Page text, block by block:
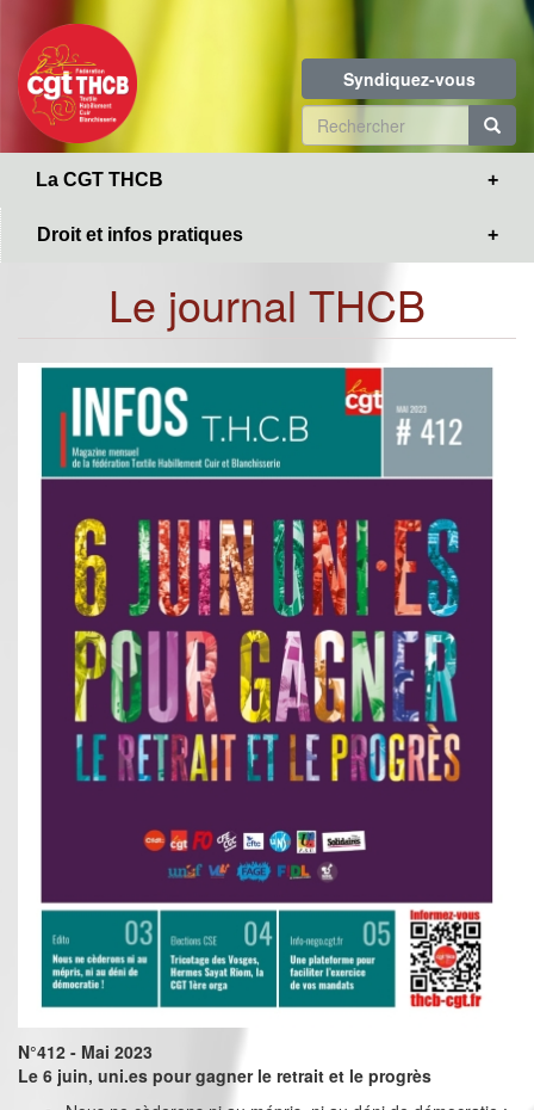
contenu
principal
Syndiquez-vous
Formulaire
de
La CGT THCB
Droit et infos pratiques
Le journal THCB
N°412 - Mai 2023
Le 6 juin, uni.es pour gagner le retrait et le progrès